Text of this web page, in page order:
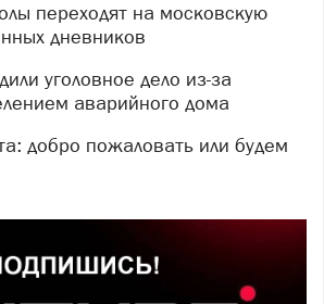
дневников
аварийного дома